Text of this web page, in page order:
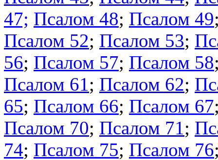
47; Псалом 48; Псалом 49
Псалом 52; Псалом 53;
56; Псалом 57; Псалом 58
Псалом 61; Псалом 62;
65; Псалом 66; Псалом 67
Псалом 70; Псалом 71;
74; Псалом 75; Псалом 76